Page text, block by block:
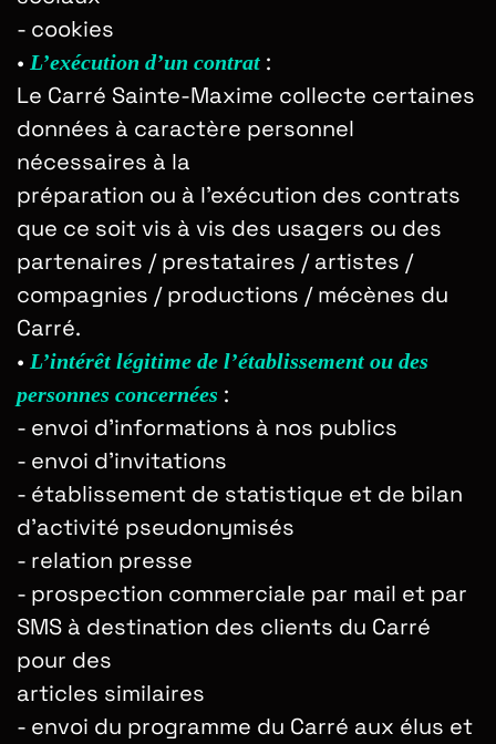
- cookies
• L’exécution d’un contrat :
Le Carré Sainte-Maxime collecte certaines
données à caractère personnel
nécessaires à la
préparation ou à l’exécution des contrats
que ce soit vis à vis des usagers ou des
partenaires / prestataires / artistes /
compagnies / productions / mécènes du
Carré.
• L’intérêt légitime de l’établissement ou des
personnes concernées :
- envoi d’informations à nos publics
- envoi d’invitations
- établissement de statistique et de bilan
d’activité pseudonymisés
- relation presse
- prospection commerciale par mail et par
SMS à destination des clients du Carré
pour des
articles similaires
- envoi du programme du Carré aux élus et